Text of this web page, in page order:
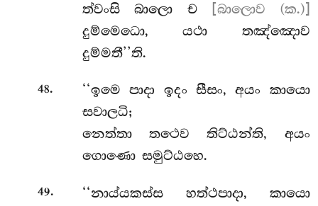
ත්වංසි බාලො ච
[බාලොව (ක.)]
දුම්මෙධො, යථා තඤ්ඤොව
දුම්මතී’’ති.
48.
‘‘ඉමෙ පාදා ඉදං සීසං, අයං කායො
සවාලධි;
නෙත්තා තථෙව තිට්ඨන්ති, අයං
ගොණො සමුට්ඨහෙ.
49.
‘‘නාය්යකස්ස හත්ථපාදා, කායො